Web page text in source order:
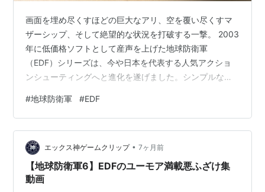
画面を埋め尽くすほどの巨大なアリ、空を覆い尽くすマ
ザーシップ、そして絶望的な状況を打破する一撃。 2003
年に低価格ソフトとして産声を上げた地球防衛軍
（EDF）シリーズは、今や日本を代表する人気アクショ
ンシューティングへと進化を遂げました。シンプルなが
の掛け声。なぜこのシリーズは、20年以上にわたって多
くの隊員（プレイヤー）を熱狂させ続けるのでしょう
か？ 本記事では、シリーズの原点から最新作『デジボク
地球防衛軍2』まで、その発売の歴史と進化の軌跡を徹底
解説します。 「名前は聞いたことあるけど、どれから遊
べばいいの？」「最新作と過去作で何が違…
#地球防衛軍 #EDF
エックス神ゲームクリップ • 7ヶ月前
【地球防衛軍6】EDFのユーモア満載悪ふざけ集
動画